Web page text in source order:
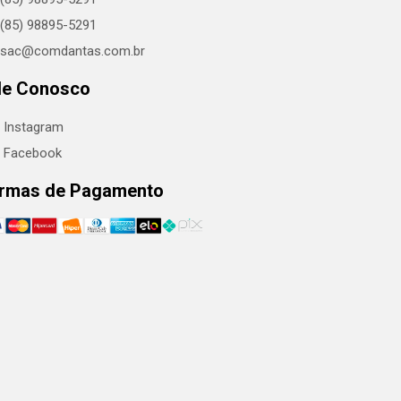
(85) 98895-5291
sac@comdantas.com.br
Conosco
Instagram
Facebook
de Pagamento